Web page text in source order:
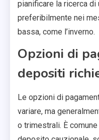
pianificare la ricerca di
preferibilmente nei
bassa, come l’inverno.
Opzioni di
depositi
Le opzioni di
variare, ma
o trimestrali. È